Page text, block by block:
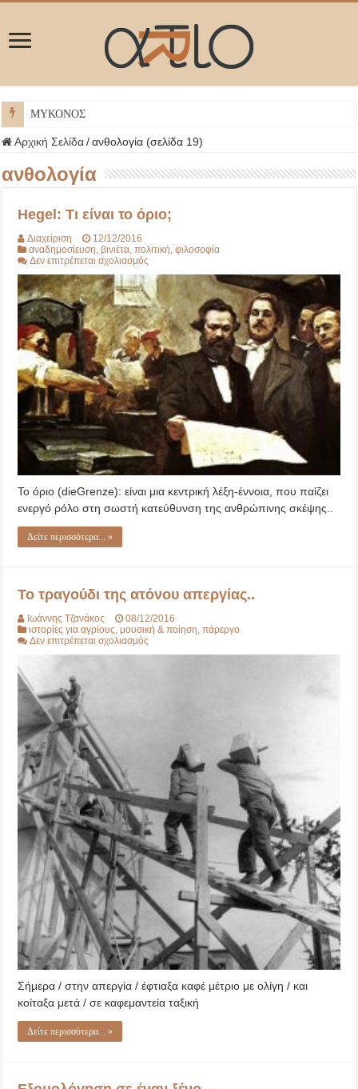
ΜΥΚΟΝΟΣ
Αρχική Σελίδα / ανθολογία (σελίδα 19)
ανθολογία
Hegel: Τι είναι το όριο;
Διαχείριση
12/12/2016
αναδημοσίευση ,βινιέτα ,πολιτική ,φιλοσοφία
Δεν επιτρέπεται σχολιασμός
Τι
είναι
το
όριο;
Το όριο (dieGrenze): είναι μια κεντρική λέξη-έννοια, που παίζει
ενεργό ρόλο στη σωστή κατεύθυνση της ανθρώπινης σκέψης..
Δείτε περισσότερα... »
Το τραγούδι της ατόνου απεργίας..
Ιωάννης Τζανάκος
08/12/2016
ιστορίες για αγρίους ,μουσική & ποίηση ,πάρεργο
Δεν επιτρέπεται σχολιασμός
Σήμερα / στην απεργία / έφτιαξα καφέ μέτριο με ολίγη / και
κοίταξα μετά / σε καφεμαντεία ταξική
Δείτε περισσότερα... »